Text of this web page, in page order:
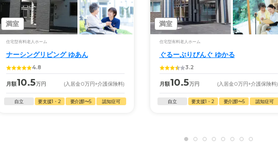
満室
住宅型有料老人ホーム
ナーシングリビング ゆあん
4.8
月額10.5万円 (入居金0万円+介護保険料)
自立 要支援1・2 要介護1〜5 認知症可
満室
住宅型有料老人ホーム
ぐるーぷりびんぐ ゆかる
3.2
月額10.5万円 (入居金0万円+介護保険料)
自立 要支援1・2 要介護1〜5 認知症可